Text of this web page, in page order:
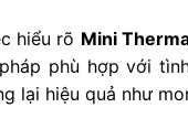
hiểu rõ Mini
phù hợp với
lại hiệu quả như